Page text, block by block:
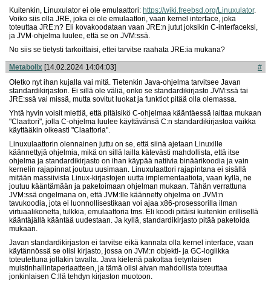
Kuitenkin, Linuxulator ei ole emulaattori: https://wiki.freebsd.org/Linuxulator.
Voiko siis olla JRE, joka ei ole emulaattori, vaan kernel interface, joka
toteuttaa JRE:n? Eli kovakoodataan vaan JRE:n jutut joksikin C-interfaceksi,
ja JVM-ohjelma luulee, että se on JVM:ssä.
No siis se tietysti tarkoittaisi, ettei tarvitse raahata JRE:ia mukana?
Metabolix [14.02.2024 14:04:03]
#
Oletko nyt ihan kujalla vai mitä. Tietenkin Java-ohjelma tarvitsee Javan
standardikirjaston. Ei sillä ole väliä, onko se standardikirjasto JVM:ssä tai
JRE:ssä vai missä, mutta sovitut luokat ja funktiot pitää olla olemassa.
Yhtä hyvin voisit miettiä, että pitäisikö C-ohjelmaa kääntäessä laittaa mukaan
"Claattori", jolla C-ohjelma luulee käyttävänsä C:n standardikirjastoa vaikka
käyttääkin oikeasti "Claattoria".
Linuxulaattorin olennainen juttu on se, että siinä ajetaan Linuxille
käännettyjä ohjelmia, mikä on sillä lailla kätevästi mahdollista, että itse
ohjelma ja standardikirjasto on ihan käypää natiivia binäärikoodia ja vain
kernelin rajapinnat joutuu uusimaan. Linuxulaattori rajapintana ei sisällä
mitään massiivista Linux-kirjastojen uutta implementaatiota, vaan kyllä, ne
joutuu kääntämään ja paketoimaan ohjelman mukaan. Tähän verrattuna
JVM:ssä ongelmana on, että JVM:lle käännetty ohjelma on JVM:n
tavukoodia, jota ei luonnollisestikaan voi ajaa x86-prosessorilla ilman
virtuaalikonetta, tulkkia, emulaattoria tms. Eli koodi pitäisi kuitenkin erillisellä
kääntäjällä kääntää uudestaan. Ja kyllä, standardikirjasto pitää paketoida
mukaan.
Javan standardikirjaston ei tarvitse eikä kannata olla kernel interface, vaan
käytännössä se olisi kirjasto, jossa on JVM:n objekti- ja GC-logiikka
toteutettuna jollakin tavalla. Java kielenä pakottaa tietynlaisen
muistinhallintaperiaatteen, ja tämä olisi aivan mahdollista toteuttaa
jonkinlaisen C:llä tehdyn kirjaston muotoon.